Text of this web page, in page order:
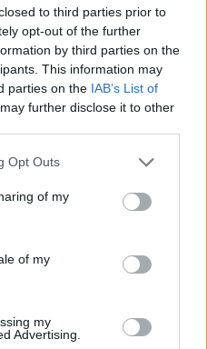
to third parties prior to
opt-out of the further
by third parties on the
This information may
parties on the IAB’s List of
further disclose it to other
Opt Outs
of my
of my
my
Advertising.
Presenze a
voto